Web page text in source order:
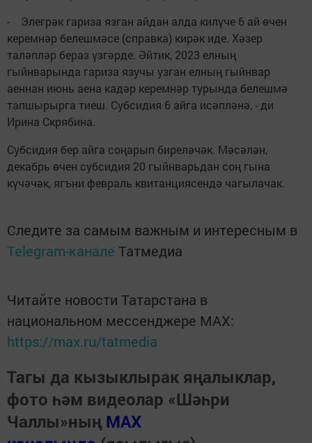
- Элегрәк гариза язган айдан алда килүче 6 ай өчен
керемнәр белешмәсе (справка) кирәк иде. Хәзер
таләпләр бераз үзгәрде. Әйтик, 2023 елның
гыйнварында гариза язучы узган елның гыйнвар
аеннан июнь аена кадәр керемнәр турында белешмә
тапшырырга тиеш. Субсидия 6 айга исәпләнә, - ди
Ирина Скрябина.
Субсидия бер айга соңарып биреләчәк. Мәсәлән,
декабрь өчен субсидия 20 гыйнварьдан соң гына
күчәчәк, ягъни февраль квитанциясендә чагылачак.
Следите за самым важным и интересным в
Telegram-канале Татмедиа
Читайте новости Татарстана в
национальном мессенджере MАХ:
https://max.ru/tatmedia
Тагы да кызыклырак яңалыклар,
фото һәм видеолар «Шәһри
Чаллы»ның MAX